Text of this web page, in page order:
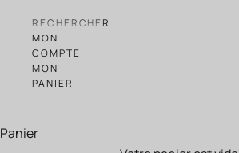
RECHERCHER
MON
COMPTE
MON
PANIER
Panier